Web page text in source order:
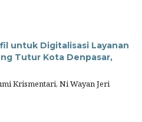
untuk Digitalisasi Layanan
Tutur Kota Denpasar,
Krismentari, Ni Wayan Jeri